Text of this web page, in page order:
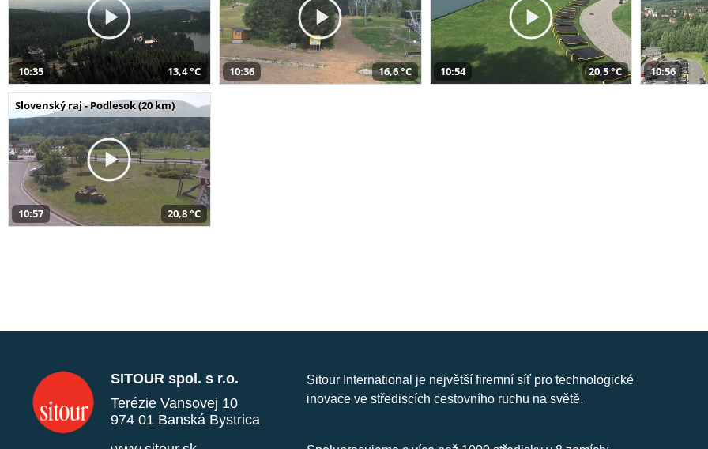
10:35 13,4 °C 10:36 16,6 °C 10:54 20,5 °C 10:56
Slovenský raj - Podlesok (20 km)
10:57 20,8 °C
SITOUR spol. s r.o.
Terézie Vansovej 10
974 01 Banská Bystrica
Sitour International je největší firemní síť pro technologické
inovace ve střediscích cestovního ruchu na světě.